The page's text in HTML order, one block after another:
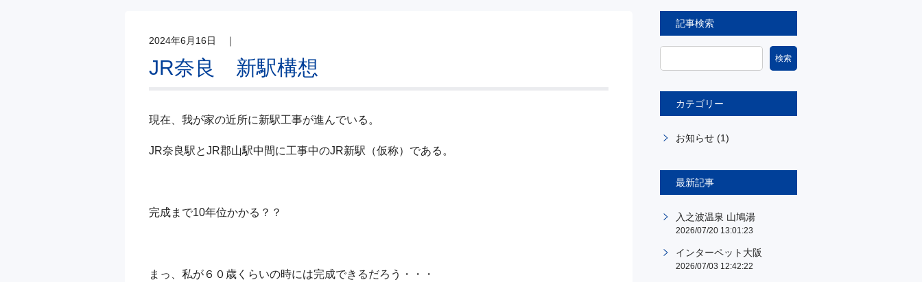
2024年6月16日 ｜
JR奈良 新駅構想
現在、我が家の近所に新駅工事が進んでいる。
JR奈良駅とJR郡山駅中間に工事中のJR新駅（仮称）である。
完成まで10年位かかる？？
まっ、私が６０歳くらいの時には完成できるだろう・・・
記事検索
カテゴリー
お知らせ (1)
最新記事
入之波温泉 山鳩湯
2026/07/20 13:01:23
インターペット大阪
2026/07/03 12:42:22